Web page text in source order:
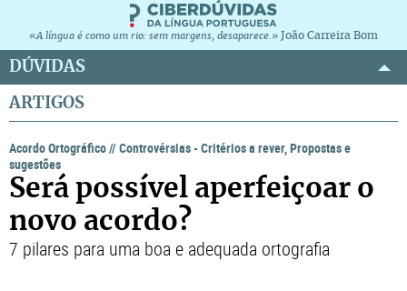
«A língua é como um rio: sem margens, desaparece.» João Carreira Bom
DÚVIDAS
ARTIGOS
Acordo Ortográfico//Controvérsias - Critérios a rever, Propostas e
sugestões
Será possível aperfeiçoar o
novo acordo?
7 pilares para uma boa e adequada ortografia